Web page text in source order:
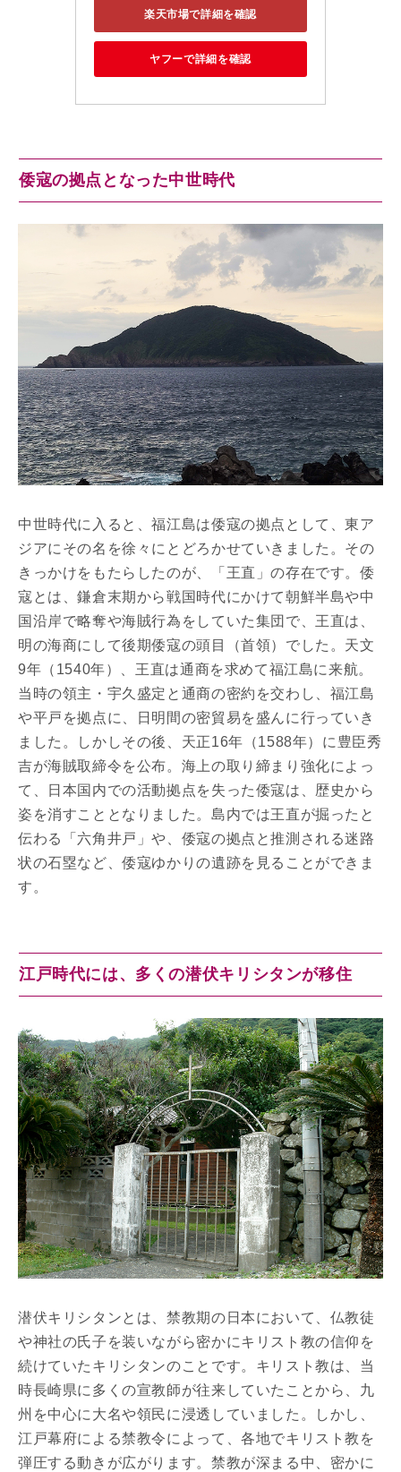
楽天市場で詳細を確認
ヤフーで詳細を確認
倭寇の拠点となった中世時代
中世時代に入ると、福江島は倭寇の拠点として、東ア
ジアにその名を徐々にとどろかせていきました。その
きっかけをもたらしたのが、「王直」の存在です。倭
寇とは、鎌倉末期から戦国時代にかけて朝鮮半島や中
国沿岸で略奪や海賊行為をしていた集団で、王直は、
明の海商にして後期倭寇の頭目（首領）でした。天文
9年（1540年）、王直は通商を求めて福江島に来航。
当時の領主・宇久盛定と通商の密約を交わし、福江島
や平戸を拠点に、日明間の密貿易を盛んに行っていき
ました。しかしその後、天正16年（1588年）に豊臣秀
吉が海賊取締令を公布。海上の取り締まり強化によっ
て、日本国内での活動拠点を失った倭寇は、歴史から
姿を消すこととなりました。島内では王直が掘ったと
伝わる「六角井戸」や、倭寇の拠点と推測される迷路
状の石塁など、倭寇ゆかりの遺跡を見ることができま
す。
江戸時代には、多くの潜伏キリシタンが移住
潜伏キリシタンとは、禁教期の日本において、仏教徒
や神社の氏子を装いながら密かにキリスト教の信仰を
続けていたキリシタンのことです。キリスト教は、当
時長崎県に多くの宣教師が往来していたことから、九
州を中心に大名や領民に浸透していました。しかし、
江戸幕府による禁教令によって、各地でキリスト教を
弾圧する動きが広がります。禁教が深まる中、密かに